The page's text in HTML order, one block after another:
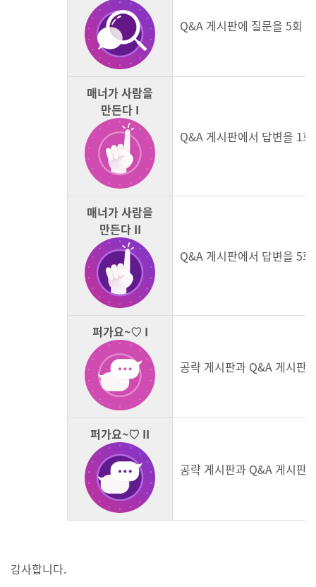
Q&A 게시판에 질문을 5회
매너가 사람을
만든다 I
Q&A 게시판에서 답변을 1
매너가 사람을
만든다II
Q&A 게시판에서 답변을 5
퍼가요~♡ I
공략 게시판과 Q&A 게시판
퍼가요~♡ II
공략 게시판과 Q&A 게시판
감사합니다.